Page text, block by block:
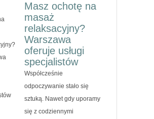
Masz ochotę na
masaż
relaksacyjny?
Warszawa
oferuje usługi
specjalistów
Współcześnie
odpoczywanie stało się
sztuką. Nawet gdy uporamy
się z codziennymi